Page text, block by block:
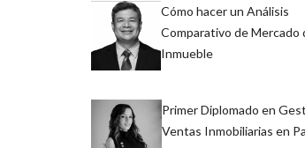
Cómo hacer un Análisis
Comparativo de Mercado
Inmueble
Primer Diplomado en
Ventas Inmobiliarias en